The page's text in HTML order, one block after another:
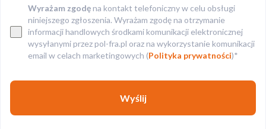
Wyrażam zgodęna kontakt telefoniczny w celu obsługi
niniejszego zgłoszenia. Wyrażam zgodę na otrzymanie
informacji handlowych środkami komunikacji elektronicznej
wysyłanymi przez pol-fra.pl oraz na wykorzystanie komunikacji
email w celach marketingowych (Polityka prywatności)*
Wyślij